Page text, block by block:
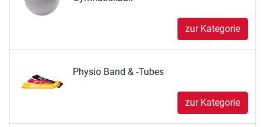
zur Kategorie
Physio Band & -Tubes
zur Kategorie